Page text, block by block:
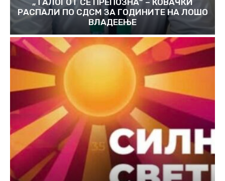
РАСПАЛИ ПО СДСМ ЗА ГОДИНИТЕ НА ЛОШО
ВЛАДЕЕЊЕ